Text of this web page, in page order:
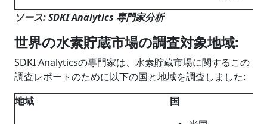
ソース: SDKI Analytics 専門家分析
世界の水素貯蔵市場の調査対象地域:
SDKI Analyticsの専門家は、水素貯蔵市場に関するこの
調査レポートのために以下の国と地域を調査しました:
地域 国